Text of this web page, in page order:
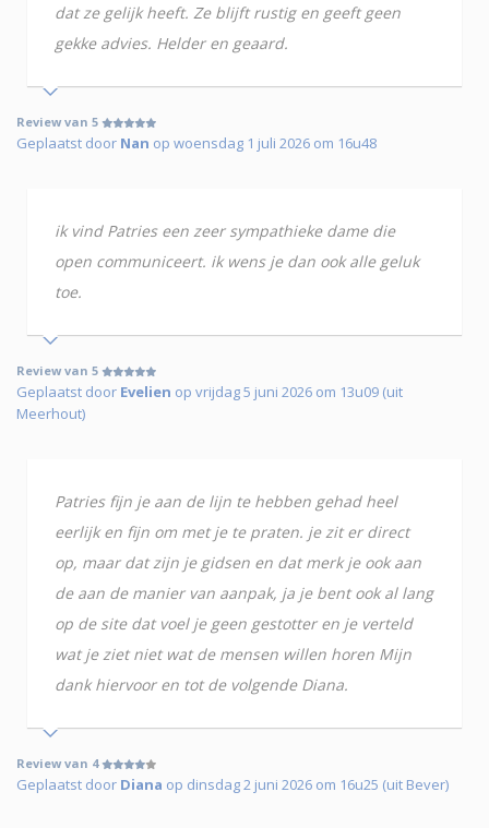
dat ze gelijk heeft. Ze blijft rustig en geeft geen
gekke advies. Helder en geaard.
Review van 5
Geplaatst door Nan op woensdag 1 juli 2026 om 16u48
ik vind Patries een zeer sympathieke dame die
open communiceert. ik wens je dan ook alle geluk
toe.
Review van 5
Geplaatst door Evelien op vrijdag 5 juni 2026 om 13u09 (uit
Meerhout)
Patries fijn je aan de lijn te hebben gehad heel
eerlijk en fijn om met je te praten. je zit er direct
op, maar dat zijn je gidsen en dat merk je ook aan
de aan de manier van aanpak, ja je bent ook al lang
op de site dat voel je geen gestotter en je verteld
wat je ziet niet wat de mensen willen horen Mijn
dank hiervoor en tot de volgende Diana.
Review van 4
Geplaatst door Diana op dinsdag 2 juni 2026 om 16u25 (uit Bever)